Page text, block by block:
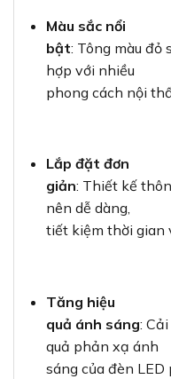
Màu sắc nổi
bật: Tông màu đỏ
hợp với nhiều
phong cách nội
Lắp đặt đơn
giản: Thiết kế
nên dễ dàng,
tiết kiệm thời gian
Tăng hiệu
quả ánh sáng:
quả phản xạ ánh
sáng của đèn LED